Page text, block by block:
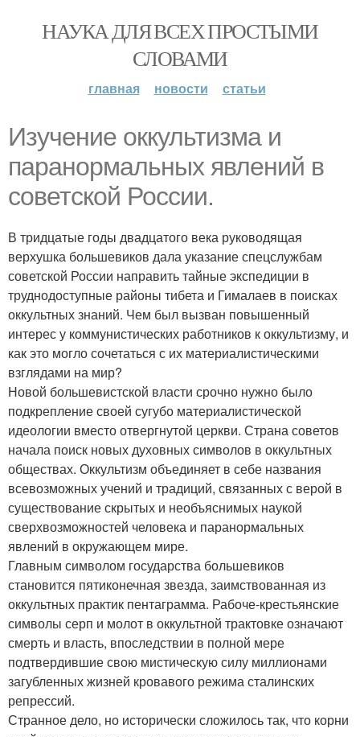
НАУКА ДЛЯ ВСЕХ ПРОСТЫМИ
СЛОВАМИ
главная новости статьи
Изучение оккультизма и
паранормальных явлений в
советской России.
В тридцатые годы двадцатого века руководящая
верхушка большевиков дала указание спецслужбам
советской России направить тайные экспедиции в
труднодоступные районы тибета и Гималаев в поисках
оккультных знаний. Чем был вызван повышенный
интерес у коммунистических работников к оккультизму, и
как это могло сочетаться с их материалистическими
взглядами на мир?
Новой большевистской власти срочно нужно было
подкрепление своей сугубо материалистической
идеологии вместо отвергнутой церкви. Страна советов
начала поиск новых духовных символов в оккультных
обществах. Оккультизм объединяет в себе названия
всевозможных учений и традиций, связанных с верой в
существование скрытых и необъяснимых наукой
сверхвозможностей человека и паранормальных
явлений в окружающем мире.
Главным символом государства большевиков
становится пятиконечная звезда, заимствованная из
оккультных практик пентаграмма. Рабоче-крестьянские
символы серп и молот в оккультной трактовке означают
смерть и власть, впоследствии в полной мере
подтвердившие свою мистическую силу миллионами
загубленных жизней кровавого режима сталинских
репрессий.
Странное дело, но исторически сложилось так, что корни